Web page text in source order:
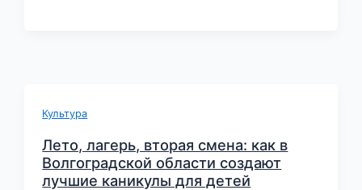
Культура
Лето, лагерь, вторая смена: как в
Волгоградской области создают
лучшие каникулы для детей